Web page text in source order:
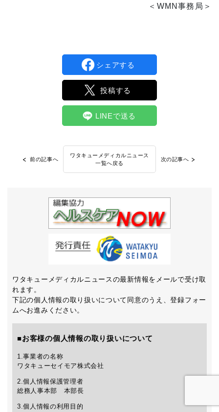
＜WMN事務局＞
シェアする
投稿する
LINEで送る
前の記事へ
ワタキューメディカルニュース
一覧へ戻る
次の記事へ
ワタキューメディカルニュースの最新情報をメールで受け取
れます。
下記の個人情報の取り扱いについて同意のうえ、登録フォー
ムへお進みください。
■お客様の個人情報の取り扱いについて
1.事業者の名称
ワタキューセイモア株式会社
2.個人情報保護管理者
総務人事本部 本部長
3.個人情報の利用目的